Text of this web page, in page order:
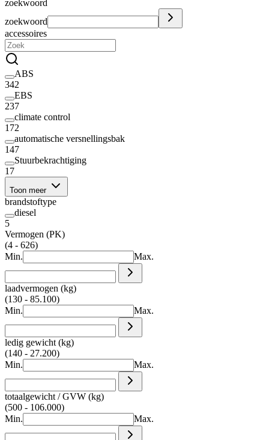
zoekwoord
zoekwoord
accessoires
ABS
342
EBS
237
climate control
172
automatische versnellingsbak
147
Stuurbekrachtiging
17
Toon meer
brandstoftype
diesel
5
Vermogen (PK)
(4 - 626)
Min.
Max.
laadvermogen (kg)
(130 - 85.100)
Min.
Max.
ledig gewicht (kg)
(140 - 27.200)
Min.
Max.
totaalgewicht / GVW (kg)
(500 - 106.000)
Min.
Max.